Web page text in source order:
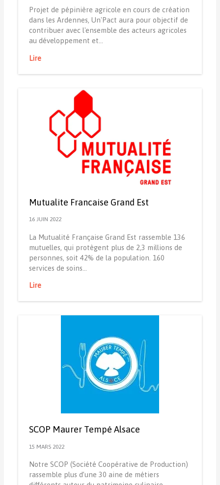
Projet de pépinière agricole en cours de création
dans les Ardennes, Un'Pact aura pour objectif de
contribuer avec l'ensemble des acteurs agricoles
au développement et…
Lire
Mutualite Francaise Grand Est
16 JUIN 2022
La Mutualité Française Grand Est rassemble 136
mutuelles, qui protègent plus de 2,3 millions de
personnes, soit 42% de la population. 160
services de soins…
Lire
SCOP Maurer Tempé Alsace
15 MARS 2022
Notre SCOP (Société Coopérative de Production)
rassemble plus d’une 30 aine de métiers